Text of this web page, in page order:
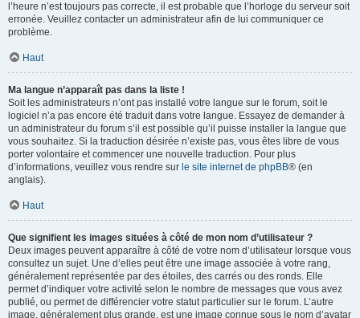
l’heure n’est toujours pas correcte, il est probable que l’horloge du serveur soit
erronée. Veuillez contacter un administrateur afin de lui communiquer ce
problème.
Haut
Ma langue n’apparaît pas dans la liste !
Soit les administrateurs n’ont pas installé votre langue sur le forum, soit le
logiciel n’a pas encore été traduit dans votre langue. Essayez de demander à
un administrateur du forum s’il est possible qu’il puisse installer la langue que
vous souhaitez. Si la traduction désirée n’existe pas, vous êtes libre de vous
porter volontaire et commencer une nouvelle traduction. Pour plus
d’informations, veuillez vous rendre sur le site internet de phpBB® (en
anglais).
Haut
Que signifient les images situées à côté de mon nom d’utilisateur ?
Deux images peuvent apparaître à côté de votre nom d’utilisateur lorsque vous
consultez un sujet. Une d’elles peut être une image associée à votre rang,
généralement représentée par des étoiles, des carrés ou des ronds. Elle
permet d’indiquer votre activité selon le nombre de messages que vous avez
publié, ou permet de différencier votre statut particulier sur le forum. L’autre
image, généralement plus grande, est une image connue sous le nom d’avatar